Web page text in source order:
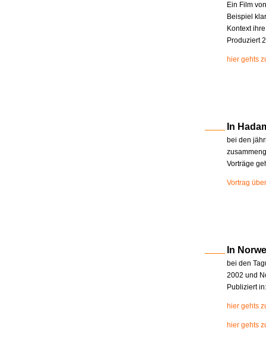
Ein Film
Beispiel
Kontext
Produziert
hier gehts
In
bei den
Vorträge
Vortrag
In
bei den
2002 und
Publiziert
hier gehts
hier gehts